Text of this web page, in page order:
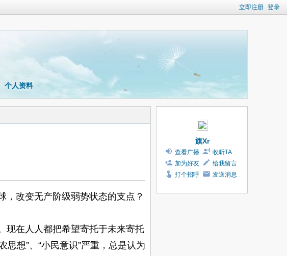
立即注册 登录
个人资料
改变无产阶级弱势状态的支点？
在人人都把希望寄托于未来寄托
想”、“小民意识”严重，总是认为
旗Xr
查看广播
收听TA
加为好友
给我留言
打个招呼
发送消息